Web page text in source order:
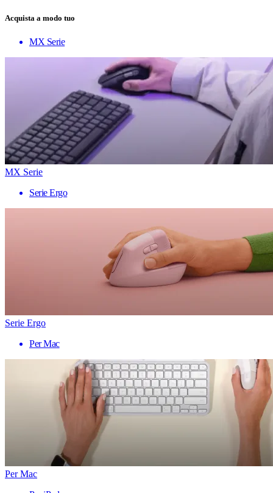
Acquista a modo tuo
MX Serie
MX Serie
Serie Ergo
Serie Ergo
Per Mac
Per Mac